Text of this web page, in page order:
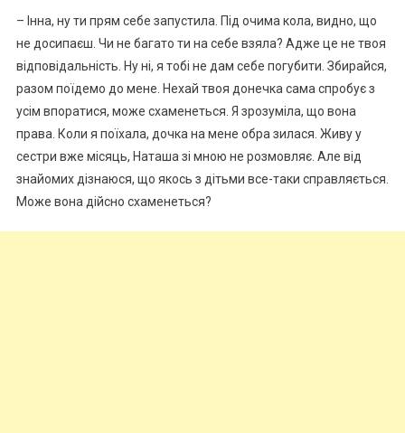
– Інна, ну ти прям себе запустила. Під очима кола, видно, що
не досипаєш. Чи не багато ти на себе взяла? Адже це не твоя
відповідальність. Ну ні, я тобі не дам себе погубити. Збирайся,
разом поїдемо до мене. Нехай твоя донечка сама спробує з
усім впоратися, може схаменеться. Я зрозуміла, що вона
права. Коли я поїхала, дочка на мене обра зилася. Живу у
сестри вже місяць, Наташа зі мною не розмовляє. Але від
знайомих дізнаюся, що якось з дітьми все-таки справляється.
Може вона дійсно схаменеться?